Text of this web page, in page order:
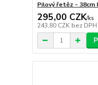
Pilový řetěz - 38cm
295,00 CZK/ks
243,80 CZK bez DPH